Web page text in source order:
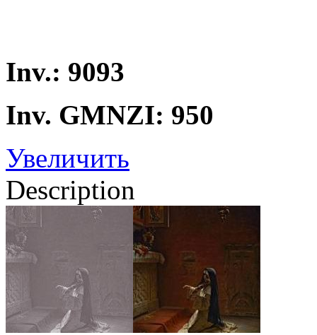
Inv.: 9093
Inv. GMNZI: 950
Увеличить
Description